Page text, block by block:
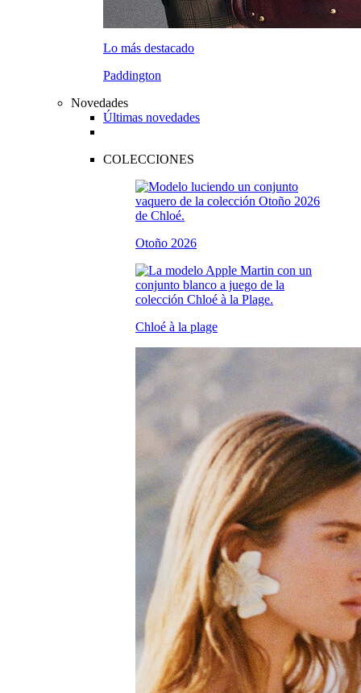
Lo más destacado
Paddington
Novedades
Últimas novedades
COLECCIONES
Otoño 2026
Chloé à la plage